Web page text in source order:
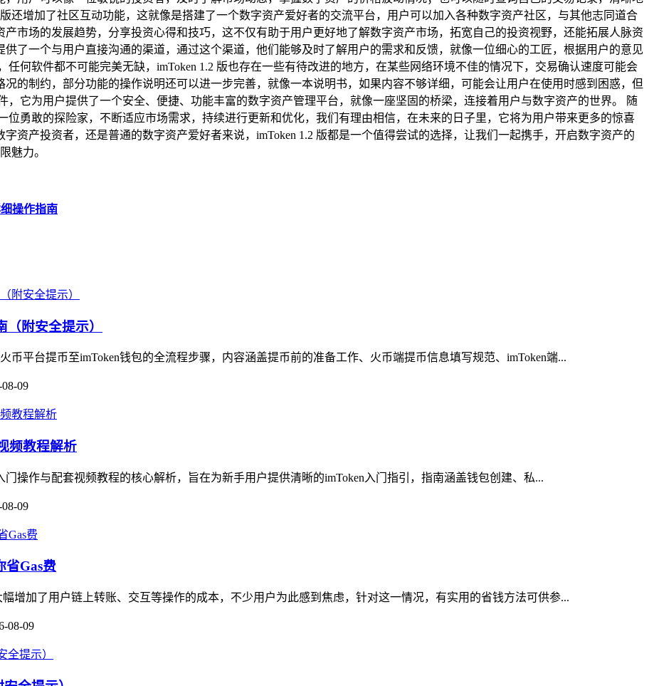
还增加了社区互动功能，这就像是搭建了一个数字资产爱好者的交流平台，用户可以加入各种数字资产社区，与其他志同道合
市场的发展趋势，分享投资心得和技巧，这不仅有助于用户更好地了解数字资产市场，拓宽自己的投资视野，还能拓展人脉资
了一个与用户直接沟通的渠道，通过这个渠道，他们能够及时了解用户的需求和反馈，就像一位细心的工匠，根据用户的意见
何软件都不可能完美无缺，imToken 1.2 版也存在一些有待改进的地方，在某些网络环境不佳的情况下，交易确认速度可能会
的制约，部分功能的操作说明还可以进一步完善，就像一本说明书，如果内容不够详细，可能会让用户在使用时感到困惑，但
，它为用户提供了一个安全、便捷、功能丰富的数字资产管理平台，就像一座坚固的桥梁，连接着用户与数字资产的世界。 随
位勇敢的探险家，不断适应市场需求，持续进行更新和优化，我们有理由相信，在未来的日子里，它将为用户带来更多的惊喜
资产投资者，还是普通的数字资产爱好者来说，imToken 1.2 版都是一个值得尝试的选择，让我们一起携手，开启数字资产的
魅力。
操作指南
附安全提示）
平台提币至imToken钱包的全流程步骤，内容涵盖提币前的准备工作、火币端提币信息填写规范、imToken端...
08-09
频教程解析
门操作与配套视频教程的核心解析，旨在为新手用户提供清晰的imToken入门指引，指南涵盖钱包创建、私...
08-09
省Gas费
增加了用户链上转账、交互等操作的成本，不少用户为此感到焦虑，针对这一情况，有实用的省钱方法可供参...
08-09